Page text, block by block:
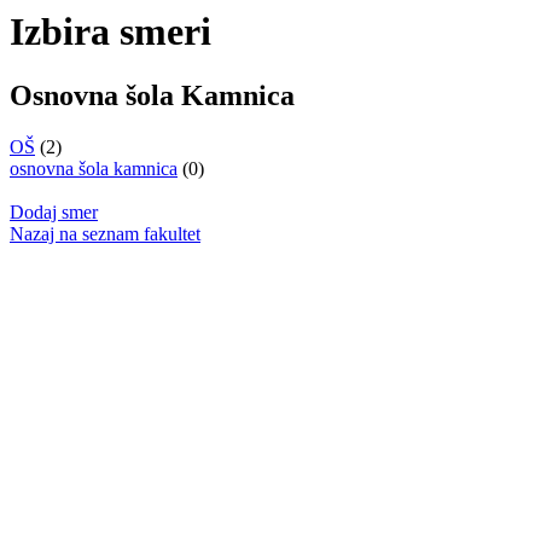
Izbira smeri
Osnovna šola Kamnica
OŠ (2)
osnovna šola kamnica (0)
Dodaj smer
Nazaj na seznam fakultet